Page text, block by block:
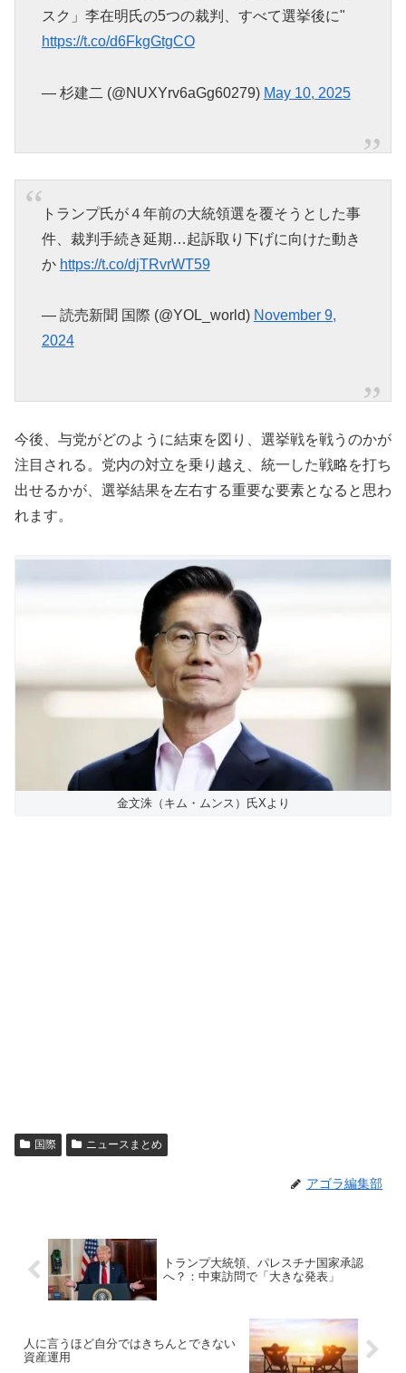
スク」李在明氏の5つの裁判、すべて選挙後に"
https://t.co/d6FkgGtgCO
— 杉建二 (@NUXYrv6aGg60279) May 10, 2025
トランプ氏が４年前の大統領選を覆そうとした事
件、裁判手続き延期…起訴取り下げに向けた動き
か https://t.co/djTRvrWT59
— 読売新聞 国際 (@YOL_world) November 9,
2024
今後、与党がどのように結束を図り、選挙戦を戦うのかが
注目される。党内の対立を乗り越え、統一した戦略を打ち
出せるかが、選挙結果を左右する重要な要素となると思わ
れます。
金文洙（キム・ムンス）氏Xより
国際 ニュースまとめ
アゴラ編集部
トランプ大統領、パレスチナ国家承認
へ？：中東訪問で「大きな発表」
人に言うほど自分ではきちんとできない
資産運用